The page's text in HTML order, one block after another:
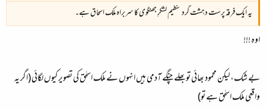
یہ ایک فرقہ پرست دہشت گرد تنظیم لشکرِ جھنگوی کا سربراہ ملک اسحاق ہے۔
اوہ !!!
بے شک، لیکن محمود بھائی تو بھلے چنگے آدمی ہیں انہوں نے ملک اسحٰق کی تصویر کیوں لگائی (اگر یہ
واقعی ملک اسحٰق ہے تو)